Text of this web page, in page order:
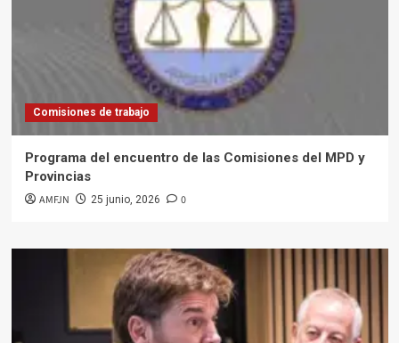
Comisiones de trabajo
Programa del encuentro de las Comisiones del MPD y
Provincias
AMFJN 25 junio, 2026 0